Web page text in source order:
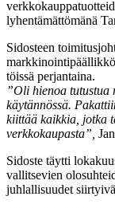
lyhentämättömänä
Sidosteen
markkinointipäällikkö
töissä perjantaina.
”Oli hienoa tutustua
käytännössä.
kiittää kaikkia, jotka
verkkokaupasta”,
Sidoste täytti
vallitsevien
juhlallisuudet